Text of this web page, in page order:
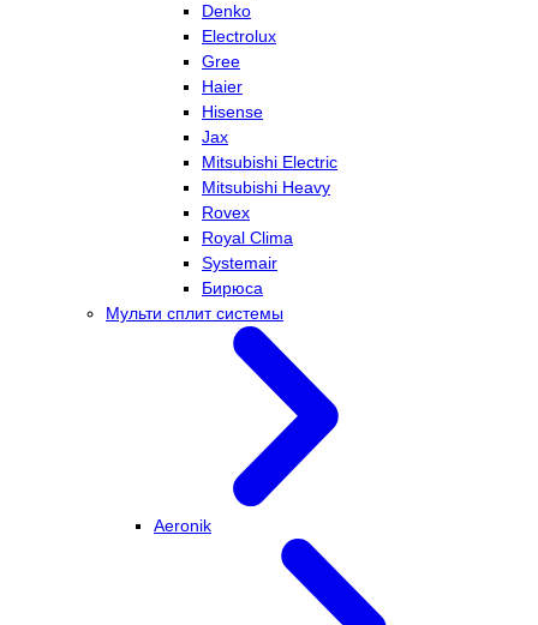
Denko
Electrolux
Gree
Haier
Hisense
Jax
Mitsubishi Electric
Mitsubishi Heavy
Rovex
Royal Clima
Systemair
Бирюса
Мульти сплит системы
Aeronik